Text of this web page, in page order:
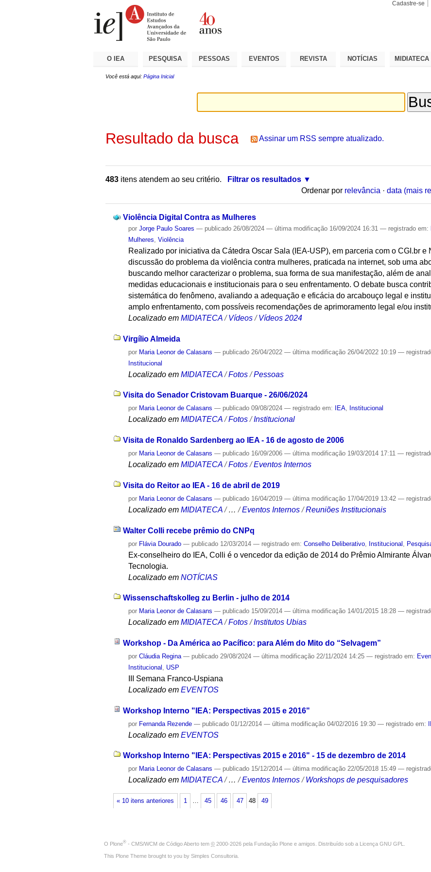
Cadastre-se
O IEA PESQUISA PESSOAS EVENTOS REVISTA NOTÍCIAS MIDIATECA
Você está aqui: Página Inicial
Resultado da busca Assinar um RSS sempre atualizado.
483 itens atendem ao seu critério.
Filtrar os resultados
Ordenar por relevância · data (mais
Violência Digital Contra as Mulheres
porJorge Paulo Soares — publicado 26/08/2024— última modificação 16/09/2024 16:31— registrado em:
Mulheres ,Violência
Realizado por iniciativa da Cátedra Oscar Sala (IEA-USP), em parceria com o CGI.br e
discussão do problema da violência contra mulheres, praticada na internet, sob uma
buscando melhor caracterizar o problema, sua forma de sua manifestação, além de
medidas educacionais e institucionais para o seu enfrentamento. O debate busca
sistemática do fenômeno, avaliando a adequação e eficácia do arcabouço legal e
amplo enfrentamento, com possíveis recomendações de aprimoramento legal e/ou
Localizado em MIDIATECA /Vídeos /Vídeos 2024
Virgílio Almeida
por Maria Leonor de Calasans — publicado 26/04/2022— última modificação 26/04/2022 10:19—
Institucional
Localizado em MIDIATECA /Fotos /Pessoas
Visita do Senador Cristovam Buarque - 26/06/2024
por Maria Leonor de Calasans — publicado 09/08/2024— registrado em: IEA, Institucional
Localizado em MIDIATECA /Fotos /Institucional
Visita de Ronaldo Sardenberg ao IEA - 16 de agosto de 2006
por Maria Leonor de Calasans — publicado 16/09/2006— última modificação 19/03/2014 17:11—
Localizado em MIDIATECA /Fotos /Eventos Internos
Visita do Reitor ao IEA - 16 de abril de 2019
por Maria Leonor de Calasans — publicado 16/04/2019— última modificação 17/04/2019 13:42—
Localizado em MIDIATECA /…/Eventos Internos /Reuniões Institucionais
Walter Colli recebe prêmio do CNPq
por Flávia Dourado — publicado 12/03/2014— registrado em:Conselho Deliberativo Institucional
Ex-conselheiro do IEA, Colli é o vencedor da edição de 2014 do Prêmio Almirante
Tecnologia.
Localizado em NOTÍCIAS
Wissenschaftskolleg zu Berlin - julho de 2014
por Maria Leonor de Calasans — publicado 15/09/2014— última modificação 14/01/2015 18:28—
Localizado em MIDIATECA /Fotos /Institutos Ubias
Workshop - Da América ao Pacífico: para Além do Mito do “Selvagem”
porCláudia Regina — publicado 29/08/2024— última modificação 22/11/2024 14:25— registrado em:
Institucional
USP
III Semana Franco-Uspiana
Localizado em EVENTOS
Workshop Interno "IEA: Perspectivas 2015 e 2016"
por Fernanda Rezende — publicado 01/12/2014— última modificação 04/02/2016 19:30— registrado em:
Localizado em EVENTOS
Workshop Interno "IEA: Perspectivas 2015 e 2016" - 15 de dezembro de 2014
por Maria Leonor de Calasans — publicado 15/12/2014— última modificação 22/05/2018 15:49—
Localizado em MIDIATECA /…/Eventos Internos /Workshops de pesquisadores
« 10 itens anteriores 1 45 46 47 48 49
O Plone® - CMS/WCM de Código Aberto tem © 2000-2026 pela Fundação Plone e amigos. Distribuído sob a Licença GNU GPL
This Plone Theme brought to you by Simples Consultoria